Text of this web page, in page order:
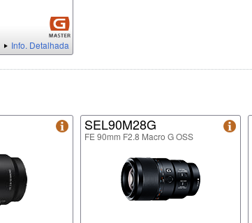
Info. Detalhada
SEL90M28G
FE 90mm F2.8 Macro G OSS